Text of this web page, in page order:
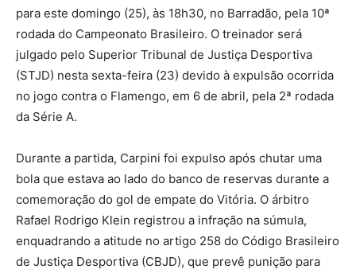
para este domingo (25), às 18h30, no Barradão, pela 10ª
rodada do Campeonato Brasileiro. O treinador será
julgado pelo Superior Tribunal de Justiça Desportiva
(STJD) nesta sexta-feira (23) devido à expulsão ocorrida
no jogo contra o Flamengo, em 6 de abril, pela 2ª rodada
da Série A.
Durante a partida, Carpini foi expulso após chutar uma
bola que estava ao lado do banco de reservas durante a
comemoração do gol de empate do Vitória. O árbitro
Rafael Rodrigo Klein registrou a infração na súmula,
enquadrando a atitude no artigo 258 do Código Brasileiro
de Justiça Desportiva (CBJD), que prevê punição para